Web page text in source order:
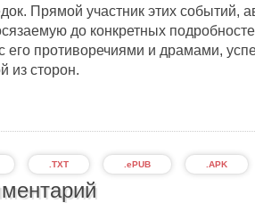
Прямой участник этих событий,
до конкретных
его противоречиями и драмами,
из сторон.
.APK
.ePUB
.TXT